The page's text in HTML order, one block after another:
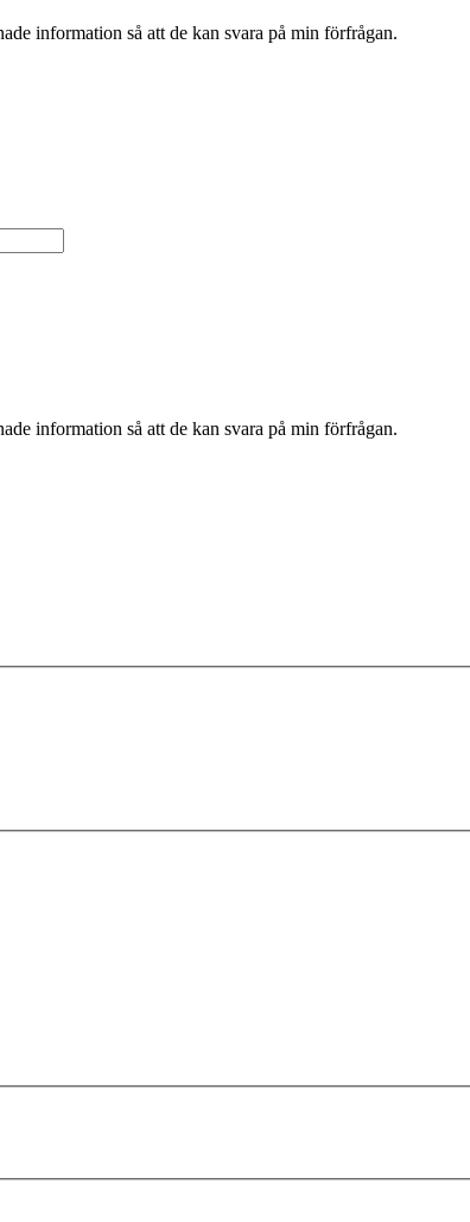
information så att de kan svara på min förfrågan.
information så att de kan svara på min förfrågan.